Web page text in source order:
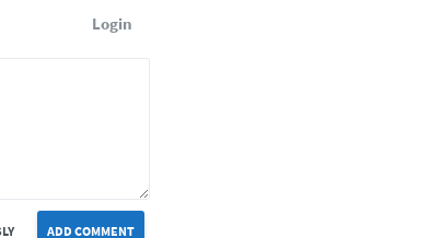
Login
ADD COMMENT